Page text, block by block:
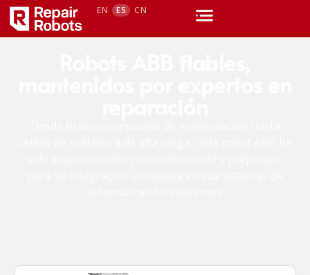
EN ES CN